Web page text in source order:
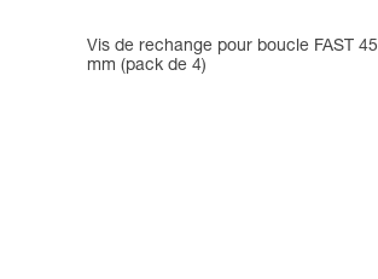
Vis de rechange pour boucle FAST 45
mm (pack de 4)